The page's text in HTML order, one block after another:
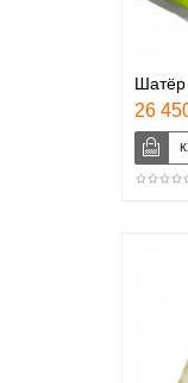
Шатёр
26